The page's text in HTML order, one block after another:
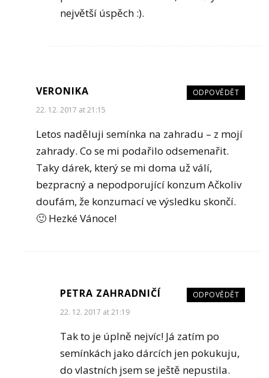
největší úspěch :).
ODPOVĚDĚT
VERONIKA
22. 12. 2017 at 21:15
Letos naděluji semínka na zahradu – z mojí
zahrady. Co se mi podařilo odsemenařit.
Taky dárek, který se mi doma už válí,
bezpracný a nepodporující konzum Ačkoliv
doufám, že konzumací ve výsledku skončí.
🙂 Hezké Vánoce!
ODPOVĚDĚT
PETRA ZAHRADNIČÍ
22. 12. 2017 at 21:19
Tak to je úplně nejvíc! Já zatím po
semínkách jako dárcích jen pokukuju,
do vlastních jsem se ještě nepustila.